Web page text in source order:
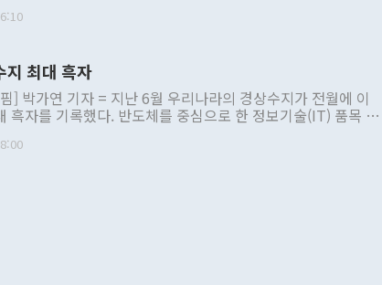
정부 내 조율을 거치지 않은 사안을 정책으로 추진하겠다고 공
근거한 비현실적 구상'이라는 비판을 내놨다. 그동안 정 장
책 관련 발언이 물의를 빚은 적은 여러 번 있지만 대통령과 유
이 공개적으로 부정적 입장을 표명한 것은 이례적이다. 정 장
대북 접근법과 월권을 제어해야 한다는 목소리도 높아지고 있
했다. 또 "현 시점에서 흘러간 선(先)비핵화만 되뇌는 것은
지 최대 흑자
] 박가연 기자 = 지난 6월 우리나라의 경상수지가 전월에 이
흑자를 기록했다. 반도체를 중심으로 한 정보기술(IT) 품목 수
)'에 따르
처음으로 1000억달러를 넘어섰다. 상품수입은 644억8000만